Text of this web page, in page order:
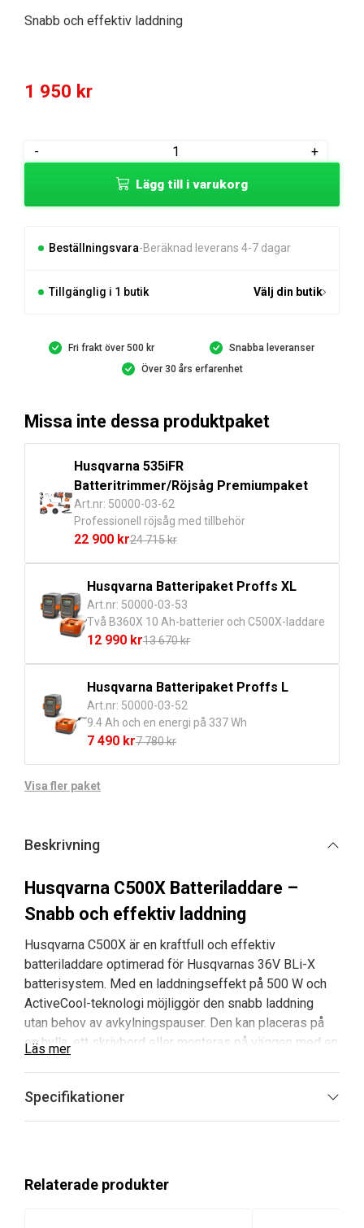
Snabb och effektiv laddning
1 950 kr
-
Husqvarna
mängd
+
Lägg till i varukorg
Beställningsvara Beräknad leverans 4-7 dagar
Tillgänglig i 1 butik Välj din butik
Fri frakt över 500 kr
Snabba leveranser
Över 30 års erfarenhet
Missa inte dessa produktpaket
Husqvarna 535iFR
Batteritrimmer/Röjsåg Premiumpaket
Art.nr: 50000-03-62
Professionell röjsåg med tillbehör
24 715kr
Det
ursprungliga
priset
var:
24
715 kr.
22 900 kr
Det
nuvarande
priset
är:
22
900 kr.
Husqvarna Batteripaket Proffs XL
Art.nr: 50000-03-53
Två B360X 10 Ah-batterier och C500X-laddare
13 670kr
Det
ursprungliga
priset
var:
13
670 kr.
12 990 kr
Det
nuvarande
priset
är:
12
990 kr.
Husqvarna Batteripaket Proffs L
Art.nr: 50000-03-52
9.4 Ah och en energi på 337 Wh
7 780kr
Det
ursprungliga
priset
780 kr.
7 490 kr
Det
nuvarande
priset
490 kr.
Visa fler paket
Beskrivning
Husqvarna C500X Batteriladdare –
Snabb och effektiv laddning
Husqvarna C500X är en kraftfull och effektiv
batteriladdare optimerad för Husqvarnas 36V BLi-X
batterisystem. Med en laddningseffekt på 500 W och
ActiveCool-teknologi möjliggör den snabb laddning
utan behov av avkylningspauser. Den kan placeras på
en hylla, ett skrivbord eller monteras på väggen med en
Fördelar och huvudegenskaper
Laddningslampa– Visar aktuell laddningsstatus
Läs mer
Specifikationer
Relaterade produkter